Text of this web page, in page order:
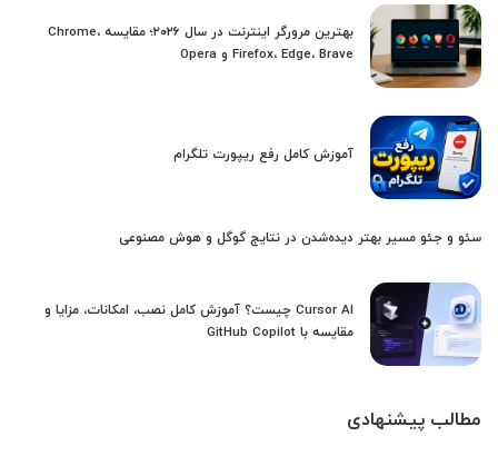
بهترین مرورگر اینترنت در سال ۲۰۲۶؛ مقایسه Chrome،
Firefox، Edge، Brave و Opera
آموزش کامل رفع ریپورت تلگرام
سئو و جئو مسیر بهتر دیده‌شدن در نتایج گوگل و هوش مصنوعی
Cursor AI چیست؟ آموزش کامل نصب، امکانات، مزایا و
مقایسه با GitHub Copilot
مطالب پیشنهادی